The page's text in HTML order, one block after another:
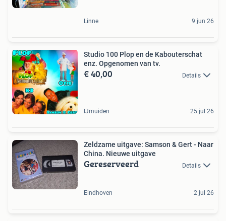
Linne 9 jun 26
Studio 100 Plop en de Kabouterschat
enz. Opgenomen van tv.
€ 40,00 Details
IJmuiden 25 jul 26
Zeldzame uitgave: Samson & Gert - Naar
China. Nieuwe uitgave
Gereserveerd Details
Eindhoven 2 jul 26